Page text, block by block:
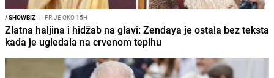
/SHOWBIZ I PRIJE OKO 15H
Zlatna haljina i hidžab na glavi: Zendaya je ostala bez teksta
kada je ugledala na crvenom tepihu